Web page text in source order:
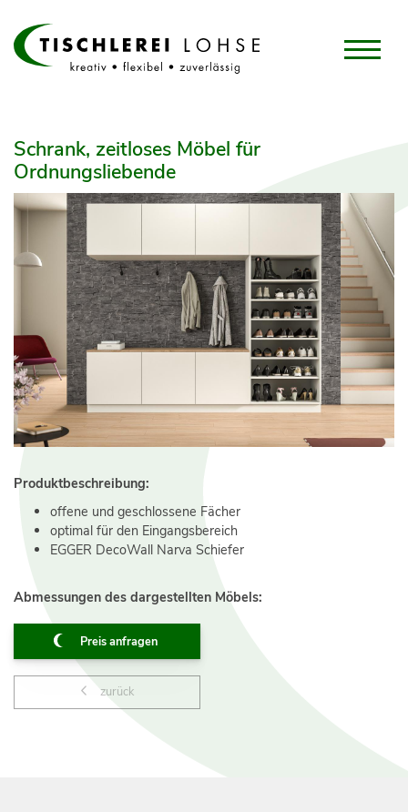
Schrank, zeitloses Möbel für
Ordnungsliebende
Produktbeschreibung:
offene und geschlossene Fächer
optimal für den Eingangsbereich
EGGER DecoWall Narva Schiefer
Abmessungen des dargestellten Möbels:
Preis anfragen
zurück